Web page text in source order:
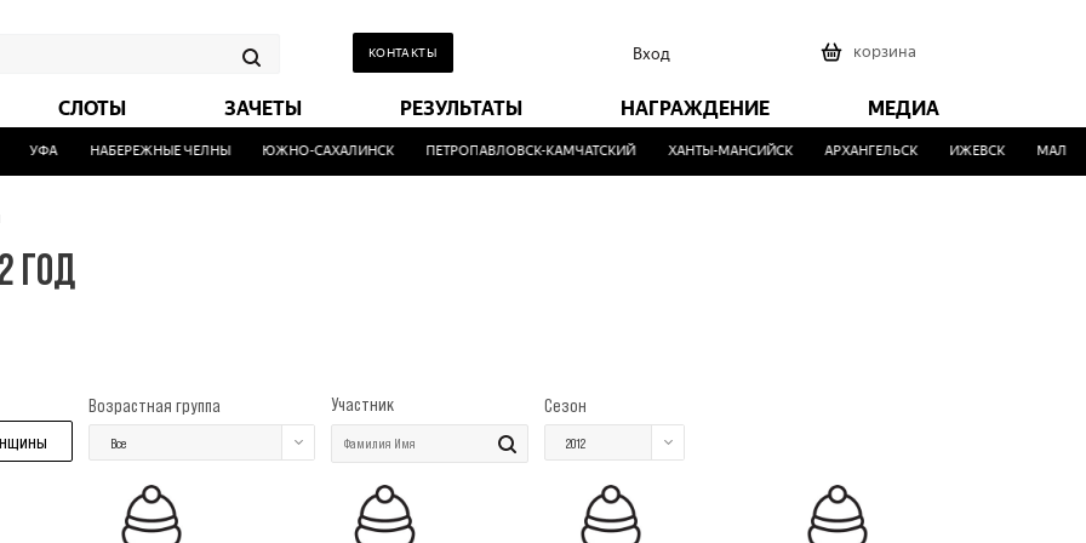
КОНТАКТЫ Вход корзина
СЛОТЫ ЗАЧЕТЫ РЕЗУЛЬТАТЫ НАГРАЖДЕНИЕ МЕДИА
УФА НАБЕРЕЖНЫЕ ЧЕЛНЫ ЮЖНО-САХАЛИНСК ПЕТРОПАВЛОВСК-КАМЧАТСКИЙ ХАНТЫ-МАНСИЙСК АРХАНГЕЛЬСК ИЖЕВСК
ГОД
Возрастная группа
Все
Участник Сезон
2012